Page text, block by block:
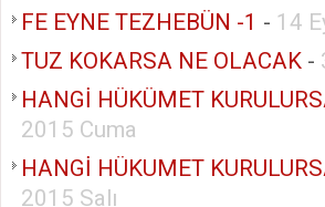
FE EYNE TEZHEBÜN -1 - 14
TUZ KOKARSA NE OLACAK -
HANGİ HÜKÜMET
2015 Cuma
HANGİ HÜKUMET
2015 Salı